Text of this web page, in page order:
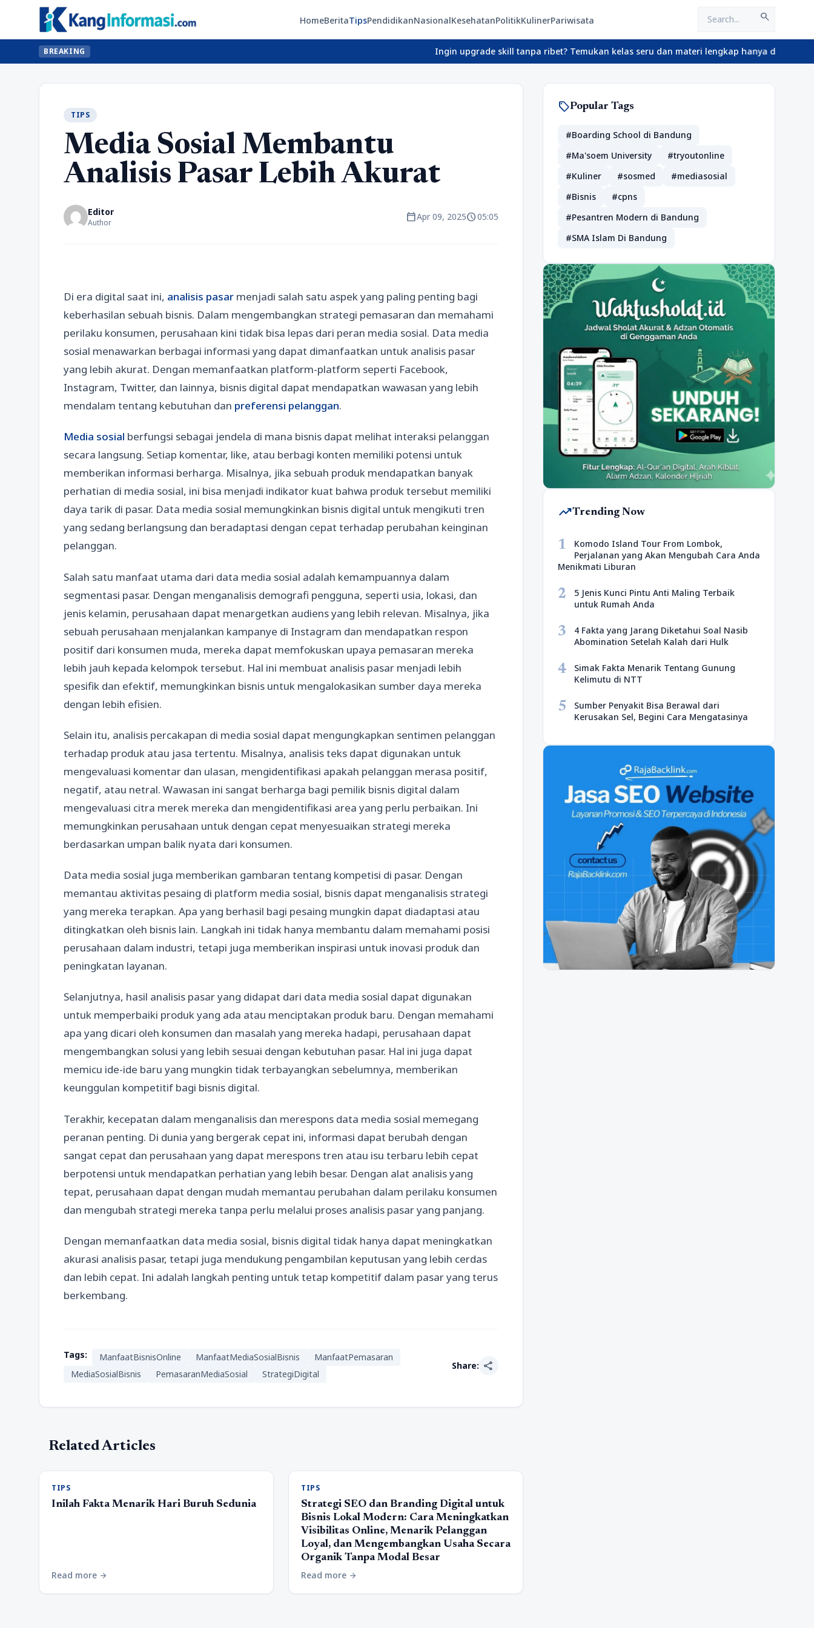
HomeBeritaTipsPendidikanNasionalKesehatanPolitikKulinerPariwisata search
BREAKING Ingin upgrade skill tanpa ribet? Temukan kelas seru dan materi lengkap hanya di
TIPS
Media Sosial Membantu
Analisis Pasar Lebih Akurat
Editor
Author calendar_todayApr 09, 2025schedule05:05
Di era digital saat ini, analisis pasar menjadi salah satu aspek yang paling penting bagi
keberhasilan sebuah bisnis. Dalam mengembangkan strategi pemasaran dan memahami
perilaku konsumen, perusahaan kini tidak bisa lepas dari peran media sosial. Data media
sosial menawarkan berbagai informasi yang dapat dimanfaatkan untuk analisis pasar
yang lebih akurat. Dengan memanfaatkan platform-platform seperti Facebook,
Instagram, Twitter, dan lainnya, bisnis digital dapat mendapatkan wawasan yang lebih
mendalam tentang kebutuhan dan preferensi pelanggan.
Media sosial berfungsi sebagai jendela di mana bisnis dapat melihat interaksi pelanggan
secara langsung. Setiap komentar, like, atau berbagi konten memiliki potensi untuk
memberikan informasi berharga. Misalnya, jika sebuah produk mendapatkan banyak
perhatian di media sosial, ini bisa menjadi indikator kuat bahwa produk tersebut memiliki
daya tarik di pasar. Data media sosial memungkinkan bisnis digital untuk mengikuti tren
yang sedang berlangsung dan beradaptasi dengan cepat terhadap perubahan keinginan
pelanggan.
Salah satu manfaat utama dari data media sosial adalah kemampuannya dalam
segmentasi pasar. Dengan menganalisis demografi pengguna, seperti usia, lokasi, dan
jenis kelamin, perusahaan dapat menargetkan audiens yang lebih relevan. Misalnya, jika
sebuah perusahaan menjalankan kampanye di Instagram dan mendapatkan respon
positif dari konsumen muda, mereka dapat memfokuskan upaya pemasaran mereka
lebih jauh kepada kelompok tersebut. Hal ini membuat analisis pasar menjadi lebih
spesifik dan efektif, memungkinkan bisnis untuk mengalokasikan sumber daya mereka
dengan lebih efisien.
Selain itu, analisis percakapan di media sosial dapat mengungkapkan sentimen pelanggan
terhadap produk atau jasa tertentu. Misalnya, analisis teks dapat digunakan untuk
mengevaluasi komentar dan ulasan, mengidentifikasi apakah pelanggan merasa positif,
negatif, atau netral. Wawasan ini sangat berharga bagi pemilik bisnis digital dalam
mengevaluasi citra merek mereka dan mengidentifikasi area yang perlu perbaikan. Ini
memungkinkan perusahaan untuk dengan cepat menyesuaikan strategi mereka
berdasarkan umpan balik nyata dari konsumen.
Data media sosial juga memberikan gambaran tentang kompetisi di pasar. Dengan
memantau aktivitas pesaing di platform media sosial, bisnis dapat menganalisis strategi
yang mereka terapkan. Apa yang berhasil bagi pesaing mungkin dapat diadaptasi atau
ditingkatkan oleh bisnis lain. Langkah ini tidak hanya membantu dalam memahami posisi
perusahaan dalam industri, tetapi juga memberikan inspirasi untuk inovasi produk dan
peningkatan layanan.
Selanjutnya, hasil analisis pasar yang didapat dari data media sosial dapat digunakan
untuk memperbaiki produk yang ada atau menciptakan produk baru. Dengan memahami
apa yang dicari oleh konsumen dan masalah yang mereka hadapi, perusahaan dapat
mengembangkan solusi yang lebih sesuai dengan kebutuhan pasar. Hal ini juga dapat
memicu ide-ide baru yang mungkin tidak terbayangkan sebelumnya, memberikan
keunggulan kompetitif bagi bisnis digital.
Terakhir, kecepatan dalam menganalisis dan merespons data media sosial memegang
peranan penting. Di dunia yang bergerak cepat ini, informasi dapat berubah dengan
sangat cepat dan perusahaan yang dapat merespons tren atau isu terbaru lebih cepat
berpotensi untuk mendapatkan perhatian yang lebih besar. Dengan alat analisis yang
tepat, perusahaan dapat dengan mudah memantau perubahan dalam perilaku konsumen
dan mengubah strategi mereka tanpa perlu melalui proses analisis pasar yang panjang.
Dengan memanfaatkan data media sosial, bisnis digital tidak hanya dapat meningkatkan
akurasi analisis pasar, tetapi juga mendukung pengambilan keputusan yang lebih cerdas
dan lebih cepat. Ini adalah langkah penting untuk tetap kompetitif dalam pasar yang terus
berkembang.
Tags: ManfaatBisnisOnline ManfaatMediaSosialBisnis
ManfaatPemasaran
MediaSosialBisnis
PemasaranMediaSosial StrategiDigital
Share: share
Related Articles
TIPS
Inilah Fakta Menarik Hari Buruh Sedunia
Read more arrow_forward
TIPS
Strategi SEO dan Branding Digital untuk
Bisnis Lokal Modern: Cara Meningkatkan
Visibilitas Online, Menarik Pelanggan
Loyal, dan Mengembangkan Usaha Secara
Organik Tanpa Modal Besar
Read more arrow_forward
sellPopular Tags
#Boarding School di Bandung
#Ma'soem University
#tryoutonline
#Kuliner
#sosmed
#mediasosial
#Bisnis
#cpns
#Pesantren Modern di Bandung
#SMA Islam Di Bandung
trending_upTrending Now
1
Komodo Island Tour From Lombok,
Perjalanan yang Akan Mengubah Cara Anda
Menikmati Liburan
2
5 Jenis Kunci Pintu Anti Maling Terbaik
untuk Rumah Anda
3
4 Fakta yang Jarang Diketahui Soal Nasib
Abomination Setelah Kalah dari Hulk
4
Simak Fakta Menarik Tentang Gunung
Kelimutu di NTT
5
Sumber Penyakit Bisa Berawal dari
Kerusakan Sel, Begini Cara Mengatasinya